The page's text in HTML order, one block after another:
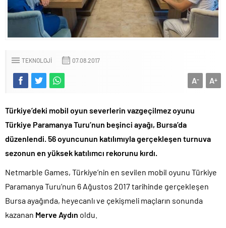
TEKNOLOJI 07.08.2017
A+
A-
Türkiye’deki mobil oyun severlerin vazgeçilmez oyunu
Türkiye Paramanya Turu’nun beşinci ayağı, Bursa’da
düzenlendi. 56 oyuncunun katılımıyla gerçekleşen turnuva
sezonun en yüksek katılımcı rekorunu kırdı.
Netmarble Games, Türkiye’nin en sevilen mobil oyunu Türkiye
Paramanya Turu’nun 6 Ağustos 2017 tarihinde gerçekleşen
Bursa ayağında, heyecanlı ve çekişmeli maçların sonunda
kazanan Merve Aydın oldu.